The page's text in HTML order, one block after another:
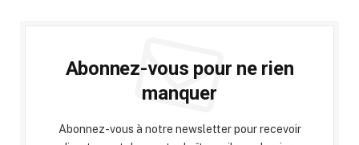
Abonnez-vous pour ne rien
manquer
Abonnez-vous à notre newsletter pour recevoir